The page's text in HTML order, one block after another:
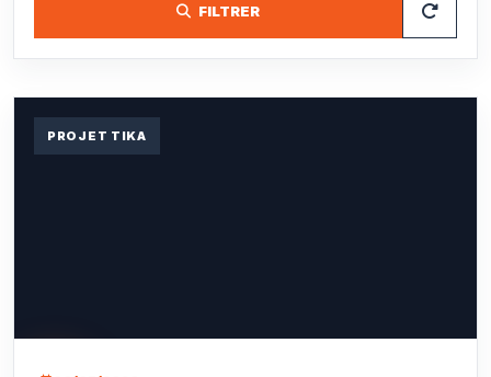
FILTRER
PROJET TIKA